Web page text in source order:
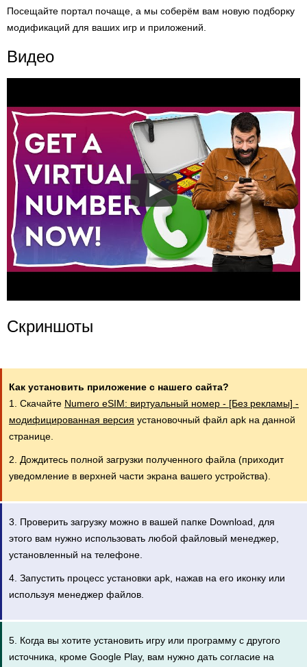
Посещайте портал почаще, а мы соберём вам новую подборку
модификаций для ваших игр и приложений.
Видео
Скриншоты
Как установить приложение с нашего сайта?
1. Скачайте Numero eSIM: виртуальный номер - [Без рекламы] -
модифицированная версия установочный файл apk на данной
странице.
2. Дождитесь полной загрузки полученного файла (приходит
уведомление в верхней части экрана вашего устройства).
3. Проверить загрузку можно в вашей папке Download, для
этого вам нужно использовать любой файловый менеджер,
установленный на телефоне.
4. Запустить процесс установки apk, нажав на его иконку или
используя менеджер файлов.
5. Когда вы хотите установить игру или программу с другого
источника, кроме Google Play, вам нужно дать согласие на